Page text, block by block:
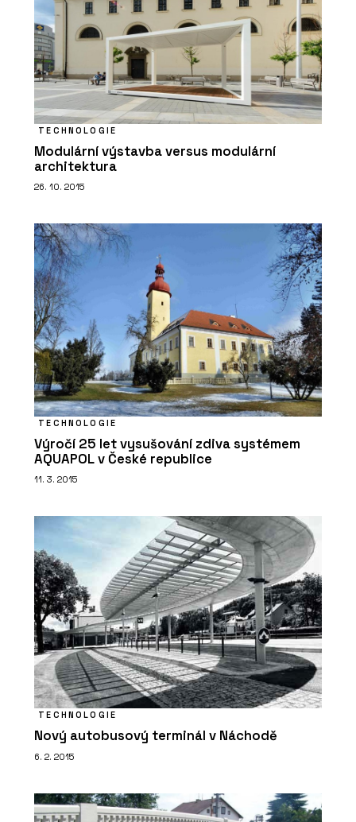
TECHNOLOGIE
Modulární výstavba versus modulární
architektura
26. 10. 2015
TECHNOLOGIE
Výročí 25 let vysušování zdiva systémem
AQUAPOL v České republice
11. 3. 2015
TECHNOLOGIE
Nový autobusový terminál v Náchodě
6. 2. 2015